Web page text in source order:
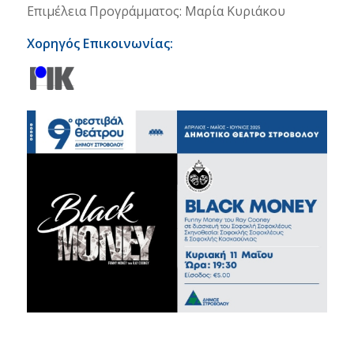
Επιμέλεια Προγράμματος: Μαρία Κυριάκου
Χορηγός Επικοινωνίας: